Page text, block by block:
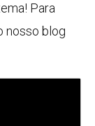
Para
nosso blog